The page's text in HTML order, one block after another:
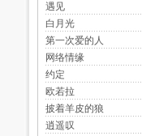
遇见
白月光
第一次爱的人
网络情缘
约定
欧若拉
披着羊皮的狼
逍遥叹